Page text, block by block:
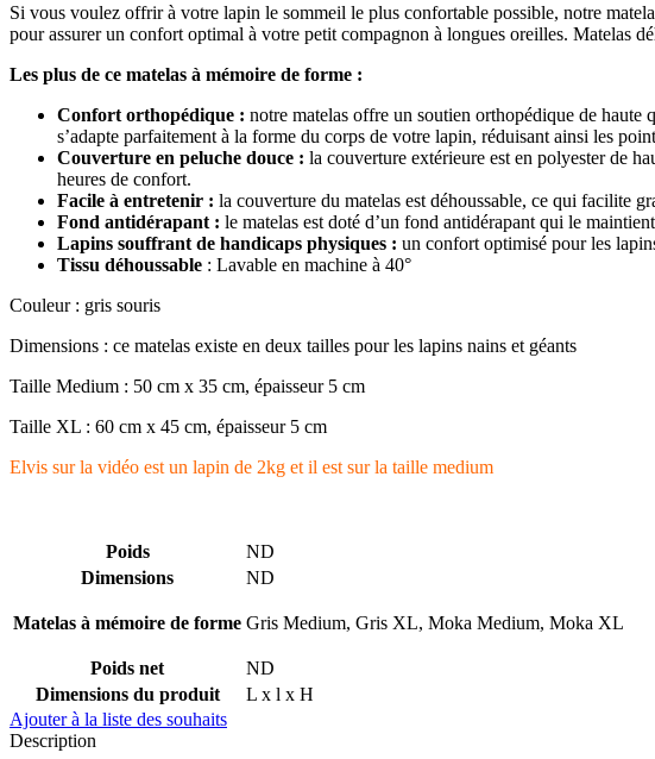
Si vous voulez offrir à votre lapin le sommeil le plus confortable possible, notre
pour assurer un confort optimal à votre petit compagnon à longues oreilles. Matelas
Les plus de ce matelas à mémoire de forme :
Confort orthopédique : notre matelas offre un soutien orthopédique de haute
s’adapte parfaitement à la forme du corps de votre lapin, réduisant ainsi les
Couverture en peluche douce : la couverture extérieure est en polyester de
heures de confort.
Facile à entretenir : la couverture du matelas est déhoussable, ce qui facilite
Fond antidérapant : le matelas est doté d’un fond antidérapant qui le
Lapins souffrant de handicaps physiques : un confort optimisé pour les
Tissu déhoussable : Lavable en machine à 40°
Couleur : gris souris
Dimensions : ce matelas existe en deux tailles pour les lapins nains et géants
Taille Medium : 50 cm x 35 cm, épaisseur 5 cm
Taille XL : 60 cm x 45 cm, épaisseur 5 cm
Elvis sur la vidéo est un lapin de 2kg et il est sur la taille medium
Poids
ND
Dimensions
ND
Matelas à mémoire de forme Gris Medium, Gris XL, Moka Medium, Moka XL
Poids net
ND
Dimensions du produit
L x l x H
Ajouter à la liste des souhaits
Description